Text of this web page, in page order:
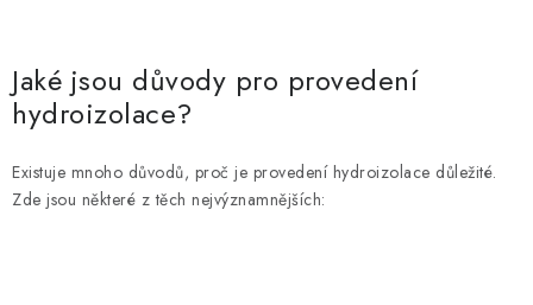
Jaké jsou důvody pro provedení
hydroizolace?
Existuje mnoho důvodů, proč je provedení hydroizolace důležité.
Zde jsou některé z těch nejvýznamnějších: